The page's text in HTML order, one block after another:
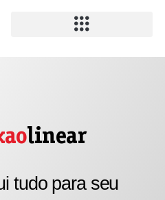
linear
tudo para seu